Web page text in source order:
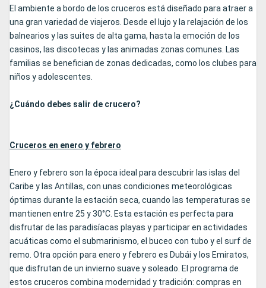
El ambiente a bordo de los cruceros está diseñado para atraer a
una gran variedad de viajeros. Desde el lujo y la relajación de los
balnearios y las suites de alta gama, hasta la emoción de los
casinos, las discotecas y las animadas zonas comunes. Las
familias se benefician de zonas dedicadas, como los clubes para
niños y adolescentes.
¿Cuándo debes salir de crucero?
Cruceros en enero y febrero
Enero y febrero son la época ideal para descubrir las islas del
Caribe y las Antillas, con unas condiciones meteorológicas
óptimas durante la estación seca, cuando las temperaturas se
mantienen entre 25 y 30°C. Esta estación es perfecta para
disfrutar de las paradisíacas playas y participar en actividades
acuáticas como el submarinismo, el buceo con tubo y el surf de
remo. Otra opción para enero y febrero es Dubái y los Emiratos,
que disfrutan de un invierno suave y soleado. El programa de
estos cruceros combina modernidad y tradición: compras en